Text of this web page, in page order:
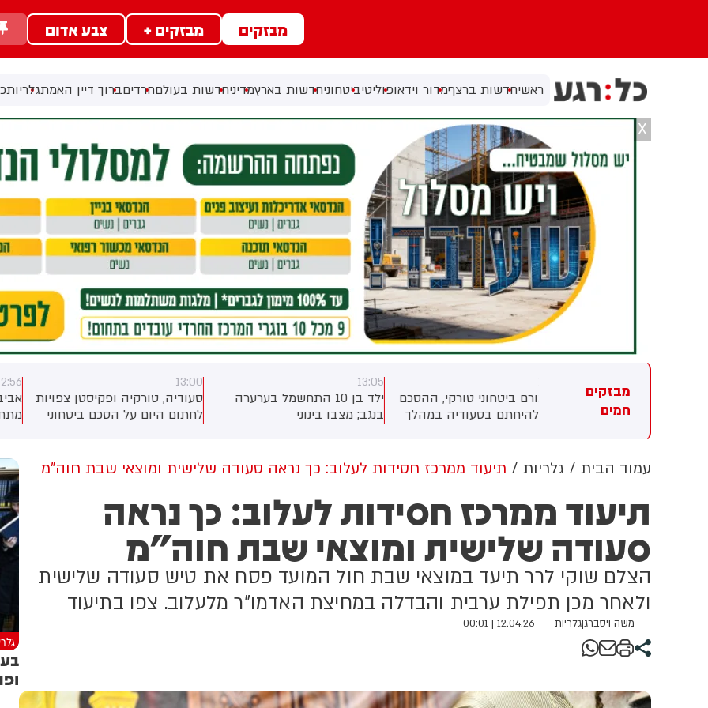
מבזקים מבזקים + צבע אדום
ראשיחדשות ברצףמדור וידאופוליטיביטחוניחדשות בארץמדיניחדשות בעולםחרדיםברוך דיין האמתגלריות
X
מבזקים
חמים
גורם ביטחוני טורקי, ההסכם
להיחתם בסעודיה במהלך
בין יורש העצר מוחמד בן
וראש ממשלת פקיסטן,
ילד בן 10 התחשמל בערערה
בנגב; מצבו בינוני
סעודיה, טורקיה ופקיסטן צפויות
לחתום היום על הסכם ביטחוני
ובפקיסטן. לפי גורם ביטחוני
טורקי, ההסכם צפוי להיחתם
בסעודיה במהלך פגישה בין יורש
העצר מוחמד בן סלמאן, נשיא
טורקיה, רג'פ טאיפ ארדואן וראש
ממשלת פקיסטן, שהבז שריף.
אביבית מיסניקוב: בפעם השישית
מתחילת השנה: נקבע מותו של
עמוד הבית גלריות תיעוד ממרכז חסידות לעלוב: כך נראה סעודה שלישית ומוצאי שבת חוה"מ
תיעוד ממרכז חסידות לעלוב: כך נראה
סעודה שלישית ומוצאי שבת חוה"מ
הצלם שוקי לרר תיעד במוצאי שבת חול המועד פסח את טיש סעודה שלישית
ולאחר מכן תפילת ערבית והבדלה במחיצת האדמו"ר מלעלוב. צפו בתיעוד
משה ויסברג|גלריות 12.04.26 | 00:01